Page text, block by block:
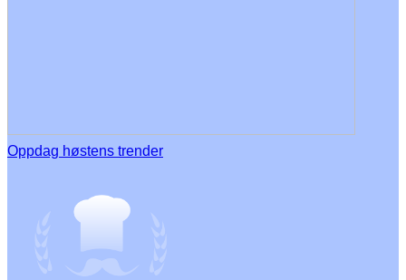
Oppdag høstens trender